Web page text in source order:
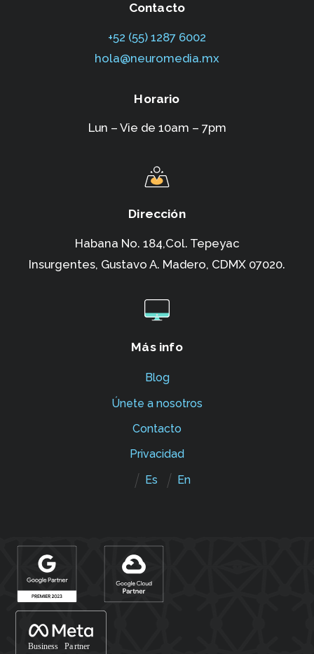
Contacto
+52 (55) 1287 6002‬
hola@neuromedia.mx
Horario
Lun – Vie de 10am – 7pm
Dirección
Habana No. 184,Col. Tepeyac
Insurgentes, Gustavo A. Madero, CDMX 07020.
Más info
Blog
Únete a nosotros
Contacto
Privacidad
Es
En